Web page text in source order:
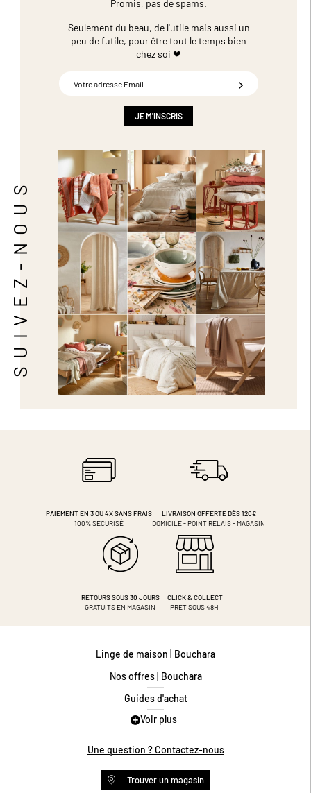
SUIVEZ-NOUS
Promis, pas de spams.
Seulement du beau, de l'utile mais aussi un
peu de futile, pour être tout le temps bien
chez soi ❤
JE M'INSCRIS
PAIEMENT EN 3 OU 4XSANS FRAIS
100% SÉCURISÉ
LIVRAISON OFFERTE DÈS 120€
DOMICILE - POINT RELAIS - MAGASIN
RETOURS SOUS 30 JOURS
GRATUITS EN MAGASIN
CLICK & COLLECT
PRÊT SOUS 48H
Linge de maison | Bouchara
Nos offres | Bouchara
Guides d'achat
Guide des tailles
Programme de fidélité
Voir plus
Une question ? Contactez-nous
Trouver un magasin